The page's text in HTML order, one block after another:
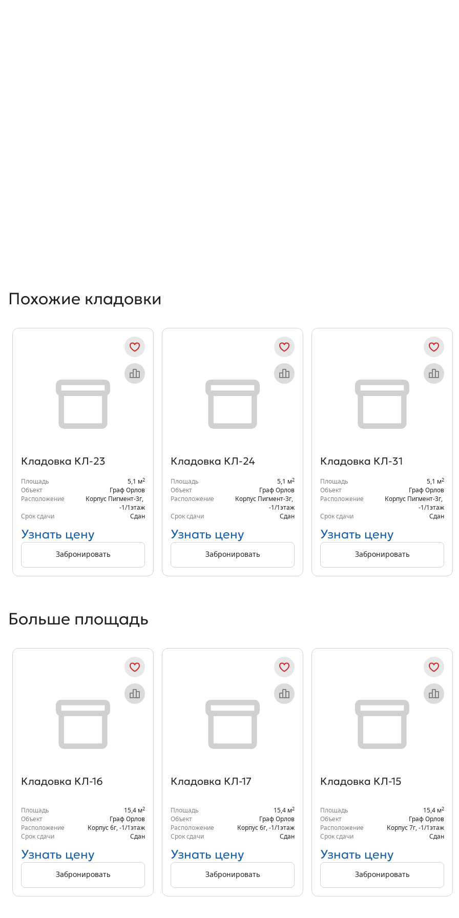
Похожие кладовки
Кладовка КЛ-23
Площадь 5,1 м2
Объект
Граф Орлов
Расположение
Корпус Пигмент-3г
-1/1 этаж
Срок сдачи
Сдан
Узнать цену
Забронировать
Кладовка КЛ-24
Площадь 5,1 м2
Объект
Граф Орлов
Расположение
Корпус Пигмент-3г
-1/1 этаж
Срок сдачи
Сдан
Узнать цену
Забронировать
Кладовка КЛ-31
Площадь 5,1 м2
Объект
Граф Орлов
Расположение
Корпус Пигмент-3г
-1/1 этаж
Срок сдачи
Сдан
Узнать цену
Забронировать
Больше площадь
Кладовка КЛ-16
Площадь 15,4 м2
Объект
Граф Орлов
Расположение
Корпус 6г -1/1 этаж
Срок сдачи
Сдан
Узнать цену
Забронировать
Кладовка КЛ-17
Площадь 15,4 м2
Объект
Граф Орлов
Расположение
Корпус 6г -1/1 этаж
Срок сдачи
Сдан
Узнать цену
Забронировать
Кладовка КЛ-15
Площадь 15,4 м2
Объект
Граф Орлов
Расположение
Корпус 7г -1/1 этаж
Срок сдачи
Сдан
Узнать цену
Забронировать